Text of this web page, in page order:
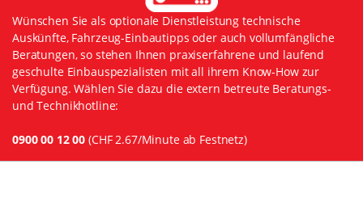
Wünschen Sie als optionale Dienstleistung technische
Auskünfte, Fahrzeug-Einbautipps oder auch vollumfängliche
Beratungen, so stehen Ihnen praxiserfahrene und laufend
geschulte Einbauspezialisten mit all ihrem Know-How zur
Verfügung. Wählen Sie dazu die extern betreute Beratungs-
und Technikhotline:
0900 00 12 00 (CHF 2.67/Minute ab Festnetz)